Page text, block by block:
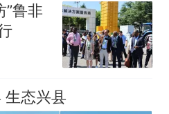
”鲁非
生态兴县